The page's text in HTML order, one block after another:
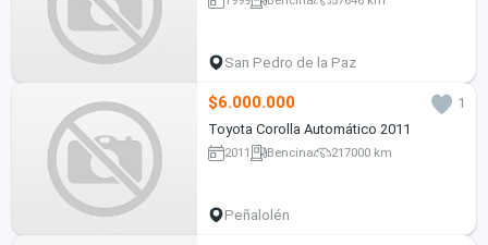
San Pedro de la Paz
$6.000.000
1
Toyota Corolla Automático 2011
2011 Bencina 217000 km
Peñalolén